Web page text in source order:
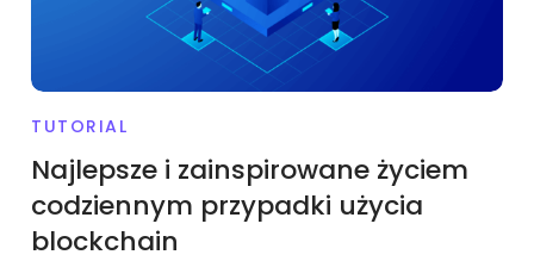
TUTORIAL
Najlepsze i zainspirowane życiem
codziennym przypadki użycia
blockchain